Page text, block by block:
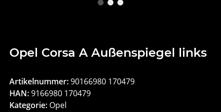
Opel Corsa A Außenspiegel links
Artikelnummer:90166980 170479
HAN:9166980 170479
Kategorie: Opel